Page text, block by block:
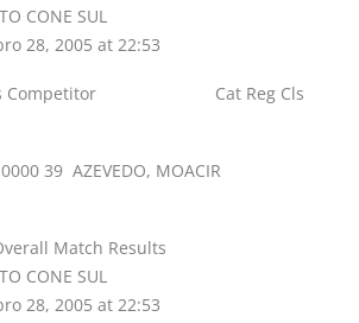
CONE SUL
28, 2005 at 22:53
Cat Reg Cls
39 AZEVEDO, MOACIR
Match Results
CONE SUL
28, 2005 at 22:53